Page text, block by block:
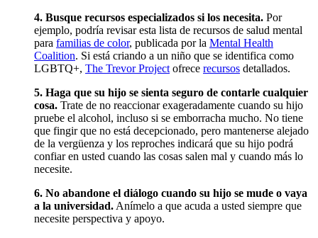
4. Busque recursos especializados si los necesita. Por
ejemplo, podría revisar esta lista de recursos de salud mental
para familias de color, publicada por la Mental Health
Coalition. Si está criando a un niño que se identifica como
LGBTQ+, The Trevor Project ofrece recursos detallados.
5. Haga que su hijo se sienta seguro de contarle cualquier
cosa. Trate de no reaccionar exageradamente cuando su hijo
pruebe el alcohol, incluso si se emborracha mucho. No tiene
que fingir que no está decepcionado, pero mantenerse alejado
de la vergüenza y los reproches indicará que su hijo podrá
confiar en usted cuando las cosas salen mal y cuando más lo
necesite.
6. No abandone el diálogo cuando su hijo se mude o vaya
a la universidad. Anímelo a que acuda a usted siempre que
necesite perspectiva y apoyo.